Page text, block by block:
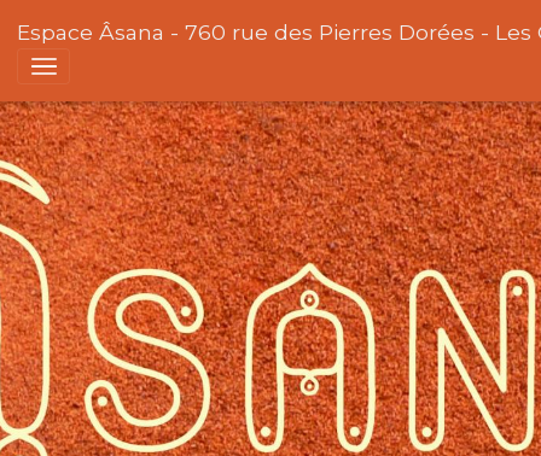
Espace Âsana - 760 rue des Pierres Dorées -